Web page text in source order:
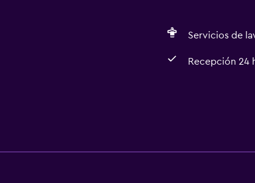
Servicios de
Recepción 24
Espacio de